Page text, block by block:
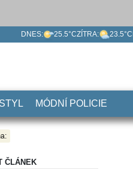
DNES: 25.5°CZÍTRA: 23.5°C
MÓDNÍ POLICIE
ČLÁNEK